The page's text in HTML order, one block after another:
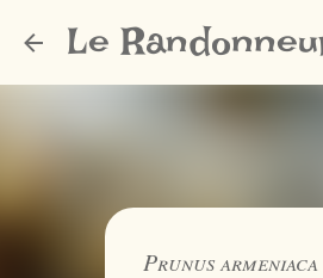
Le
Prunus armeniaca